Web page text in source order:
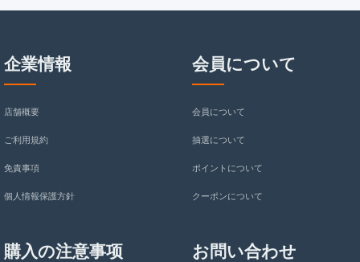
企業情報
店舗概要
ご利用規約
免責事項
個人情報保護方針
会員について
会員について
抽選について
ポイントについて
クーポンについて
購入の注意事项 お問い合わせ